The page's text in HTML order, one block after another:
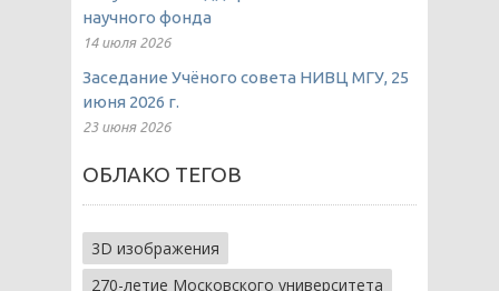
научного фонда
14 июля 2026
Заседание Учёного совета НИВЦ МГУ, 25
июня 2026 г.
23 июня 2026
ОБЛАКО ТЕГОВ
3D изображения
270-летие Московского университета